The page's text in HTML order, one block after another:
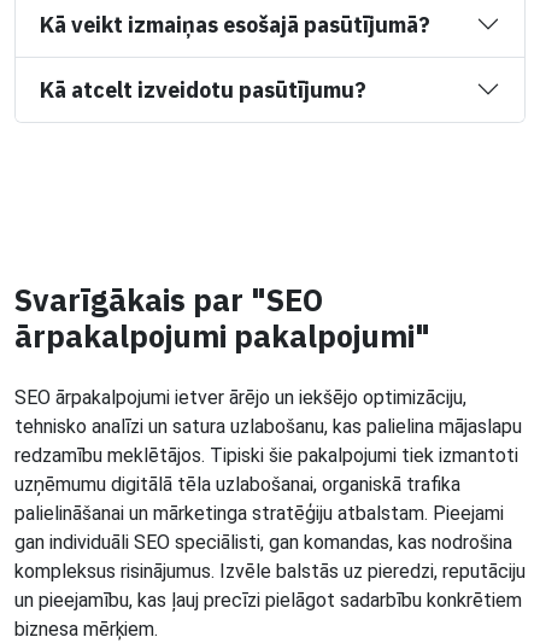
Kā veikt izmaiņas esošajā pasūtījumā?
Kā atcelt izveidotu pasūtījumu?
Svarīgākais par "SEO
ārpakalpojumi pakalpojumi"
SEO ārpakalpojumi ietver ārējo un iekšējo optimizāciju,
tehnisko analīzi un satura uzlabošanu, kas palielina mājaslapu
redzamību meklētājos. Tipiski šie pakalpojumi tiek izmantoti
uzņēmumu digitālā tēla uzlabošanai, organiskā trafika
palielināšanai un mārketinga stratēģiju atbalstam. Pieejami
gan individuāli SEO speciālisti, gan komandas, kas nodrošina
kompleksus risinājumus. Izvēle balstās uz pieredzi, reputāciju
un pieejamību, kas ļauj precīzi pielāgot sadarbību konkrētiem
biznesa mērķiem.